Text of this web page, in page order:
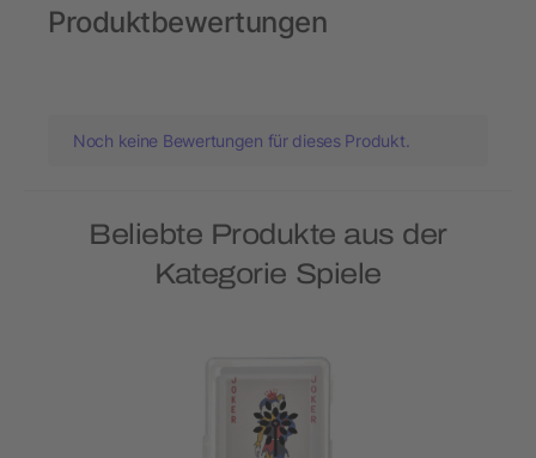
Produktbewertungen
Noch keine Bewertungen für dieses Produkt.
Beliebte Produkte aus der
Kategorie Spiele